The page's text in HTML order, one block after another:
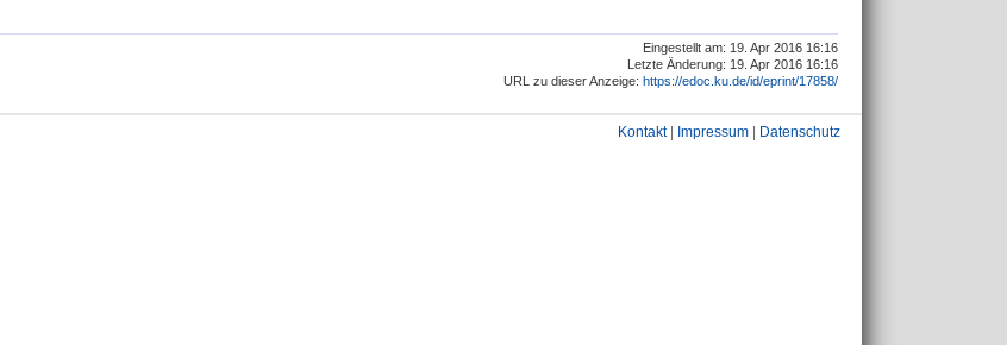
Eingestellt am: 19. Apr 2016 16:16
Letzte Änderung: 19. Apr 2016 16:16
URL zu dieser Anzeige: https://edoc.ku.de/id/eprint/17858/
Kontakt| Impressum Datenschutz